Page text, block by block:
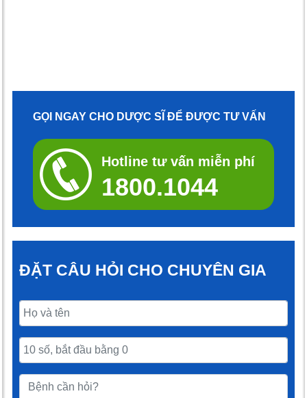
GỌI NGAY CHO DƯỢC SĨ ĐỂ ĐƯỢC TƯ VẤN
Hotline tư vấn miễn phí
1800.1044
ĐẶT CÂU HỎI CHO CHUYÊN GIA